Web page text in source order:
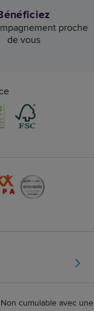
proche
de vous
cumulable avec une